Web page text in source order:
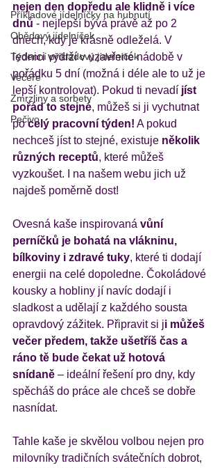
Příkladové jídelníčky na hubnutí
Obědový jídelníček
Týdenní příkladový jídelníček
Večeře
Zmrzliny a sorbety
Pečivo
nejen den dopředu ale klidně i více
dnů - nejlepší bývá právě až po 2
dnech, kdy je krásně odleželá. V
lednici vydrží v uzavřené nádobě v
pořádku 5 dní (možná i déle ale to už je
lepší kontrolovat). Pokud ti nevadí jíst
pořád to stejné, můžeš si ji vychutnat
po celý pracovní týden! A pokud
nechceš jíst to stejné, existuje několik
různých receptů, které můžeš
vyzkoušet. I na našem webu jich už
najdeš poměrně dost!
Ovesná kaše inspirovaná vůní
perníčků je bohatá na vlákninu,
bílkoviny i zdravé tuky, které ti dodají
energii na celé dopoledne. Čokoládové
kousky a hobliny jí navíc dodají i
sladkost a udělají z každého sousta
opravdový zážitek. Připravit si ji můžeš
večer předem, takže ušetříš čas a
ráno tě bude čekat už hotová
snídaně – ideální řešení pro dny, kdy
spěcháš do práce ale chceš se dobře
nasnídat.
Tahle kaše je skvělou volbou nejen pro
milovníky tradičních svátečních dobrot,